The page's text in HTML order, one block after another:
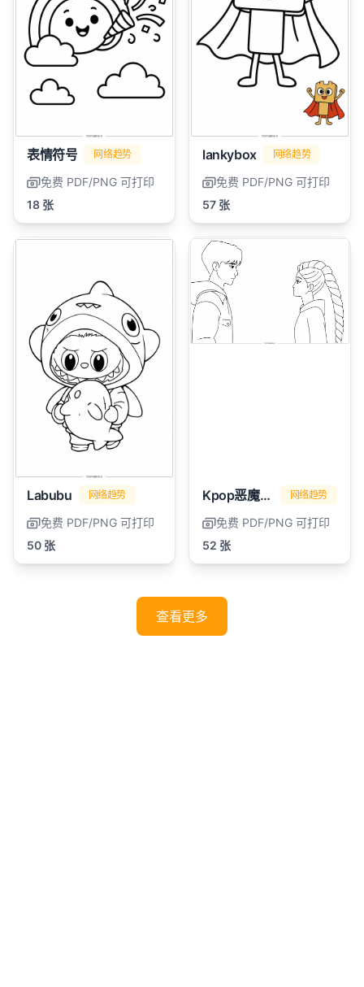
表情符号 网络趋势
免费 PDF/PNG 可打印
18 张
lankybox 网络趋势
免费 PDF/PNG 可打印
57 张
Labubu 网络趋势
免费 PDF/PNG 可打印
50 张
Kpop恶魔猎人 网络趋势
免费 PDF/PNG 可打印
52 张
查看更多